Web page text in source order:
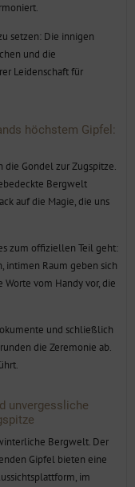
setzen: Die innigen
und die
Leidenschaft für
höchstem Gipfel:
die Gondel zur Zugspitze.
Bergwelt
auf die Magie, die uns
zum offiziellen Teil geht:
intimen Raum geben sich
Worte vom Handy vor, die
und schließlich
die Zeremonie ab.
unvergessliche
Bergwelt. Der
Gipfel bieten eine
im